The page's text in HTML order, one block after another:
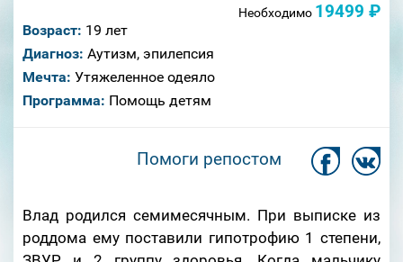
Необходимо 19499 ₽
Возраст: 19 лет
Диагноз: Аутизм, эпилепсия
Мечта: Утяжеленное одеяло
Программа: Помощь детям
Помоги репостом
Влад родился семимесячным. При выписке из
роддома ему поставили гипотрофию 1 степени,